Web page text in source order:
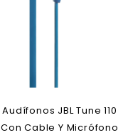
Audífonos JBL Tune 110
Con Cable Y Micrófono